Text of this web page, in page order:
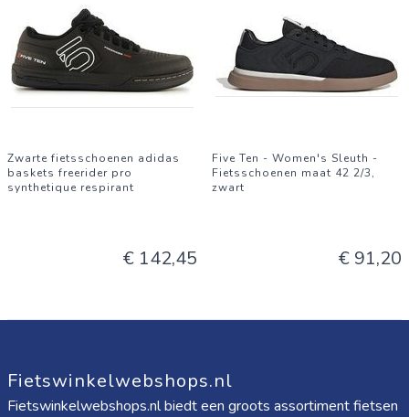
Zwarte fietsschoenen adidas
baskets freerider pro
synthetique respirant
€ 142,45
Five Ten - Women's Sleuth -
Fietsschoenen maat 42 2/3,
zwart
€ 91,20
Fietswinkelwebshops.nl
Fietswinkelwebshops.nl biedt een groots assortiment fietsen